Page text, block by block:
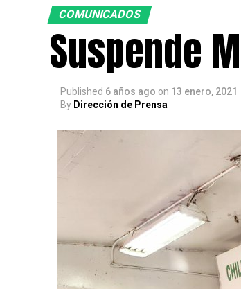
COMUNICADOS
Suspende
Published 6 años ago on 13 enero, 2021
By Dirección de Prensa